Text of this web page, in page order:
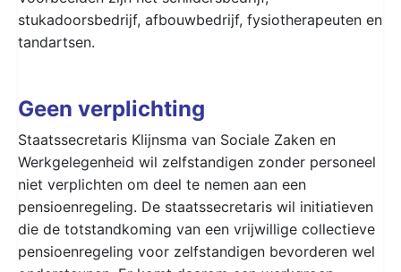
stukadoorsbedrijf, afbouwbedrijf, fysiotherapeuten en
tandartsen.
Geen verplichting
Staatssecretaris Klijnsma van Sociale Zaken en
Werkgelegenheid wil zelfstandigen zonder personeel
niet verplichten om deel te nemen aan een
pensioenregeling. De staatssecretaris wil initiatieven
die de totstandkoming van een vrijwillige collectieve
pensioenregeling voor zelfstandigen bevorderen wel